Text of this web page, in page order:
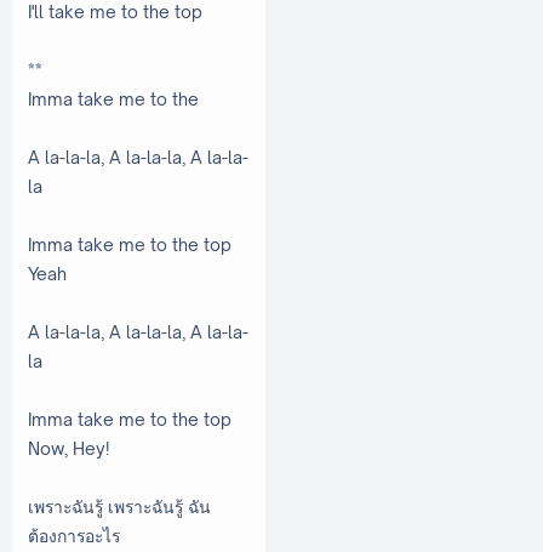
I'll take me to the top
**
Imma take me to the
A la-la-la, A la-la-la, A la-la-
la
Imma take me to the top
Yeah
A la-la-la, A la-la-la, A la-la-
la
Imma take me to the top
Now, Hey!
เพราะฉันรู้ เพราะฉันรู้ ฉัน
ต้องการอะไร